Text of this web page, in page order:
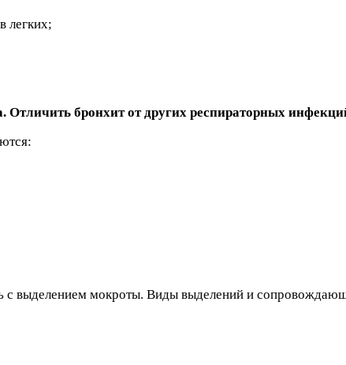
легких;
Отличить бронхит от других респираторных
с выделением мокроты. Виды выделений и